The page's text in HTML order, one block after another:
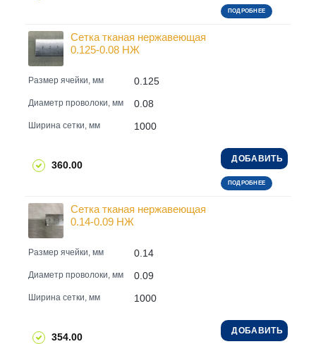
ПОДРОБНЕЕ
Сетка тканая нержавеющая
0.125-0.08 НЖ
Размер ячейки, мм 0.125
Диаметр проволоки, мм 0.08
Ширина сетки, мм 1000
360.00
ДОБАВИТЬ
ПОДРОБНЕЕ
Сетка тканая нержавеющая
0.14-0.09 НЖ
Размер ячейки, мм 0.14
Диаметр проволоки, мм 0.09
Ширина сетки, мм 1000
354.00
ДОБАВИТЬ